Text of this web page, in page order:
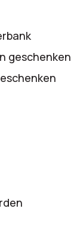
geschenken